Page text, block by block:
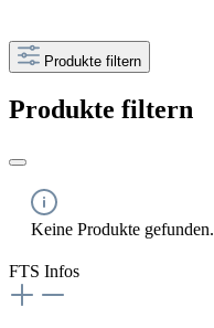
Produkte filtern
Produkte filtern
Keine Produkte gefunden.
FTS Infos